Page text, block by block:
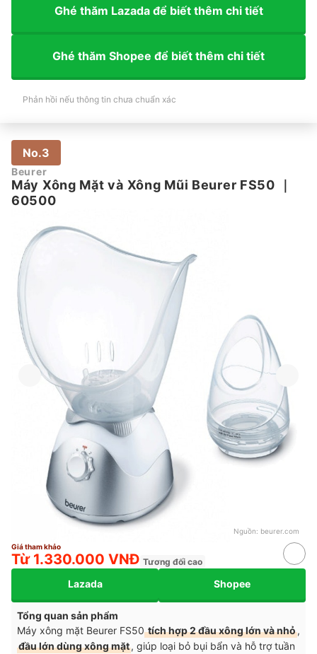
Ghé thăm Lazada để biết thêm chi tiết
Ghé thăm Shopee để biết thêm chi tiết
Phản hồi nếu thông tin chưa chuẩn xác
No.3
Beurer
Máy Xông Mặt và Xông Mũi Beurer FS50
60500
Nguồn: beurer.com
Giá tham khảo
Từ 1.330.000 VNĐ Tương đối cao
Lazada Shopee
Tổng quan sản phẩm
Máy xông mặt Beurer FS50tích hợp 2 đầu xông lớn và nhỏ,
đầu lớn dùng xông mặt, giúp loại bỏ bụi bẩn và hỗ trợ tuần